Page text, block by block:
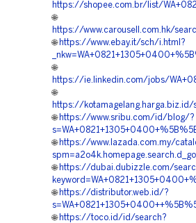
https://shopee.com.br/list/
🌐
https://www.carousell.com.hk/
🌐 https://www.ebay.it/sch/i.html?
🌐
https://ie.linkedin.com/jobs/
🌐
https://kotamagelang.harga.biz.id/
🌐 https://www.sribu.com/id/blog/?
🌐 https://www.lazada.com.my/
🌐 https://dubai.dubizzle.com/
🌐 https://distributor.web.id/?
🌐 https://toco.id/id/search?